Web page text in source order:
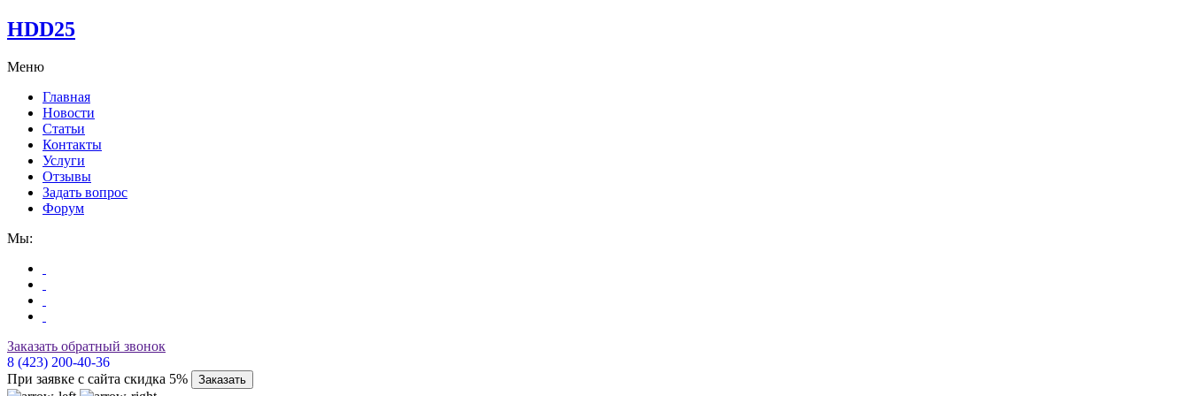
HDD25
Меню
Главная
Новости
Статьи
Контакты
Услуги
Отзывы
Задать вопрос
Форум
Мы:
Заказать обратный звонок
8 (423) 200-40-36
При заявке с сайта скидка 5%
Заказать